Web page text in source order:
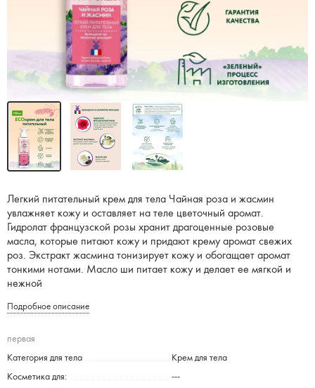
Легкий питательный крем для тела Чайная роза и жасмин
увлажняет кожу и оставляет на теле цветочный аромат.
Гидролат французской розы хранит драгоценные розовые
масла, которые питают кожу и придают крему аромат свежих
роз. Экстракт жасмина тонизирует кожу и обогащает аромат
тонкими нотами. Масло ши питает кожу и делает ее мягкой и
нежной
Подробное описание
первая
Категория для тела Крем для тела
Косметика для: ---